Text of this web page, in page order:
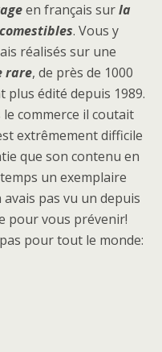
en français surla
. Vous y
réalisés sur une
rare, de près de 1000
plus édité depuis 1989.
commerce il coutait
extrêmement difficile
que son contenu en
un exemplaire
pas vu un depuis
pour vous prévenir!
pour tout le monde: